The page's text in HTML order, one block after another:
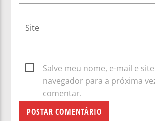
Salve meu nome, e-mail e
navegador para a próxima
comentar.